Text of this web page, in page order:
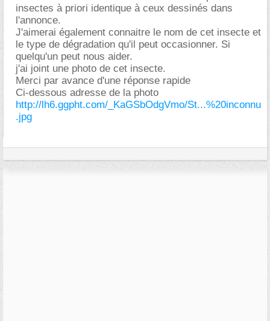
insectes à priori identique à ceux dessinés dans
l'annonce.
J'aimerai également connaitre le nom de cet insecte et
le type de dégradation qu'il peut occasionner. Si
quelqu'un peut nous aider.
j'ai joint une photo de cet insecte.
Merci par avance d'une réponse rapide
Ci-dessous adresse de la photo
http://lh6.ggpht.com/_KaGSbOdgVmo/St...%20inconnu
.jpg